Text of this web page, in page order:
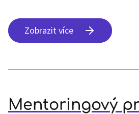
Zobrazit více
Mentoringový